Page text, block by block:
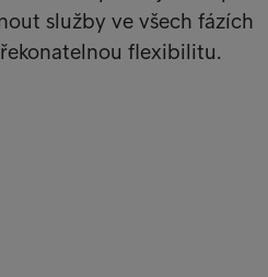
služby ve všech fázích
flexibilitu.